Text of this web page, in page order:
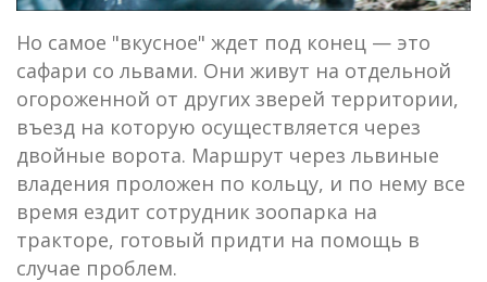
Но самое "вкусное" ждет под конец — это
сафари со львами. Они живут на отдельной
огороженной от других зверей территории,
въезд на которую осуществляется через
двойные ворота. Маршрут через львиные
владения проложен по кольцу, и по нему все
время ездит сотрудник зоопарка на
тракторе, готовый придти на помощь в
случае проблем.